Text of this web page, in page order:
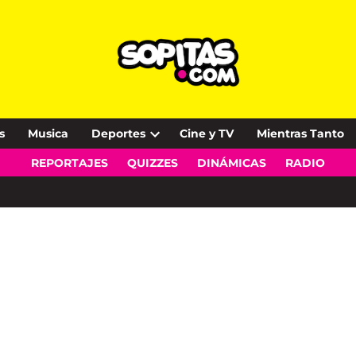
Musica Deportes
Open
dropdown
Cine y TV Mientras Tanto
REPORTAJES QUIZZES DINÁMICAS RADIO